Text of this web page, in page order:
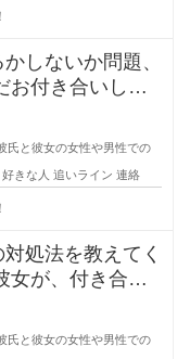
しないか問題、
氏と彼女の女性や男性での
好きな人 追いライン 連絡
処法を教えてく
氏と彼女の女性や男性での